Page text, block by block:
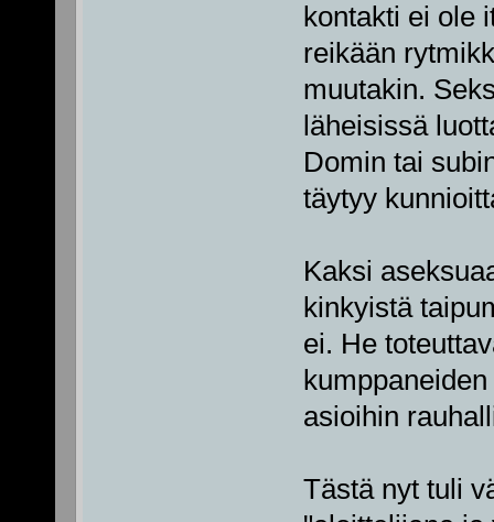
kontakti ei ole
reikään
muutakin.
läheisissä
Domin tai
täytyy
Kaksi
kinkyistä
ei. He
asioihin
Tästä nyt tuli